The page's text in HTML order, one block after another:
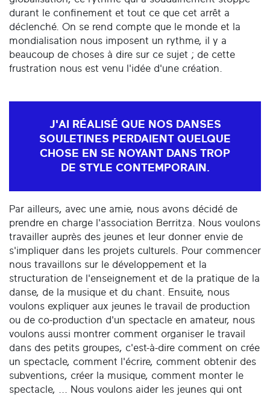
durant le confinement et tout ce que cet arrêt a
déclenché. On se rend compte que le monde et la
mondialisation nous imposent un rythme, il y a
beaucoup de choses à dire sur ce sujet ; de cette
frustration nous est venu l'idée d'une création.
J'AI RÉALISÉ QUE NOS DANSES
SOULETINES PERDAIENT QUELQUE
CHOSE EN SE NOYANT DANS TROP
DE STYLE CONTEMPORAIN.
Par ailleurs, avec une amie, nous avons décidé de
prendre en charge l'association Berritza. Nous voulons
travailler auprès des jeunes et leur donner envie de
s'impliquer dans les projets culturels. Pour commencer
nous travaillons sur le développement et la
structuration de l'enseignement et de la pratique de la
danse, de la musique et du chant. Ensuite, nous
voulons expliquer aux jeunes le travail de production
ou de co-production d'un spectacle en amateur, nous
voulons aussi montrer comment organiser le travail
dans des petits groupes, c'est-à-dire comment on crée
un spectacle, comment l'écrire, comment obtenir des
subventions, créer la musique, comment monter le
spectacle, ... Nous voulons aider les jeunes qui ont